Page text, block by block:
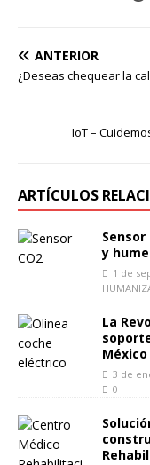
ANTERIOR
¿Deseas chequear la
IoT –
ARTÍCULOS
y
1 de
La
México
3 de
0